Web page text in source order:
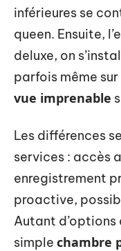
inférieures se
queen. Ensuite,
deluxe, on
parfois même sur
vue imprenable
Les différences
services : accès
enregistrement
proactive,
Autant d’options
simple chambre